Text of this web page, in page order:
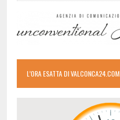
L’ORA ESATTA DI VALCONCA24.COM